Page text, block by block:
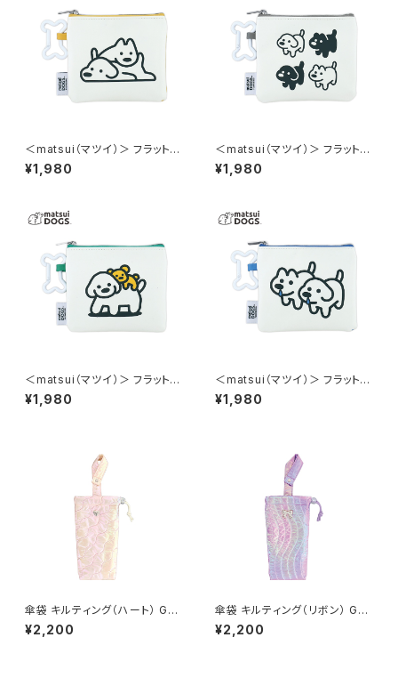
＜matsui（マツイ）＞ フラットポ
ーチ（骨型カラビナ付き） matsu
i DOGS LMA-P008-YE（イエ
¥1,980
＜matsui（マツイ）＞ フラットポ
ーチ（骨型カラビナ付き） matsu
i DOGS LMA-P008-GY（グレ
¥1,980
＜matsui（マツイ）＞ フラットポ
ーチ（骨型カラビナ付き） matsu
i DOGS LMA-P008-GR（グリ
¥1,980
＜matsui（マツイ）＞ フラットポ
ーチ（骨型カラビナ付き） matsu
i DOGS LMA-P008-BL（ブル
¥1,980
傘袋 キルティング（ハート） GP
O0404-WH（ホワイト）
¥2,200
傘袋 キルティング（リボン） GP
O0404-PU（パープル）
¥2,200